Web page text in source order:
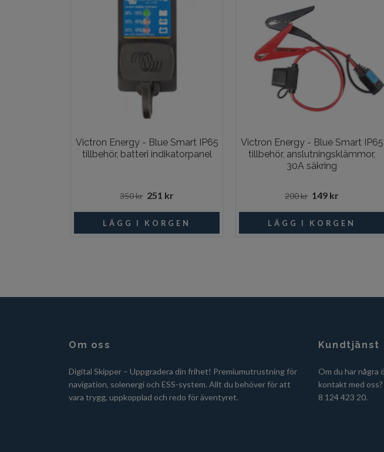
Victron Energy - Blue Smart IP65
tillbehör, batteri indikatorpanel
350 kr 251 kr
Victron Energy - Blue Smart IP65
tillbehör, anslutningsklämmor,
30A säkring
200 kr 149 kr
Om oss
Digital Skipper – Uppgradera din frihet! Premiumutrustning för
navigation, solenergi och ESS-system. Allt du behöver för att
vara trygg, uppkopplad och redo för äventyret.
Kundtjänst
Om du har några
kontakt med
8 124 423 20.